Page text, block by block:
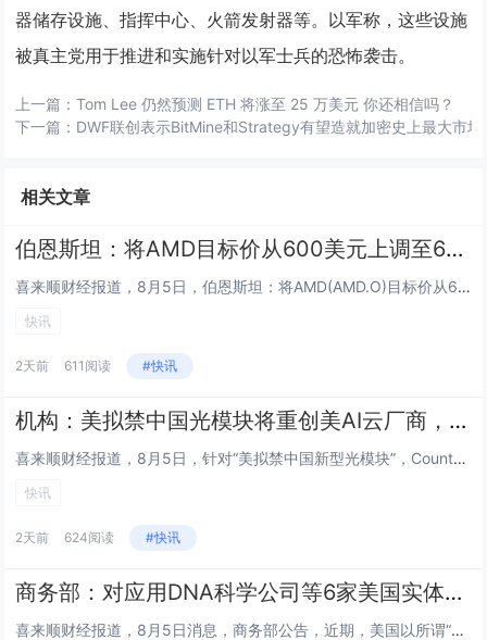
器储存设施、指挥中心、火箭发射器等。以军称，这些设施
被真主党用于推进和实施针对以军士兵的恐怖袭击。
上一篇：Tom Lee 仍然预测 ETH 将涨至 25 万美元 你还相信吗？
下一篇： DWF联创表示BitMine和Strategy有望造就加密史上最大市场
相关文章
伯恩斯坦：将AMD目标价从600美元上调至650美元
喜来顺财经报道，8月5日，伯恩斯坦：将AMD(AMD.O)目标价从600美元上调至650美元。...
快讯
2天前 611阅读 #快讯
机构：美拟禁中国光模块将重创美AI云厂商，西方短期内根本无法替代
喜来顺财经报道，8月5日，针对“美拟禁中国新型光模块”，Counterpoint Research发文指出，美国的一项进...
快讯
2天前 624阅读 #快讯
商务部：对应用DNA科学公司等6家美国实体采取反制措施
喜来顺财经报道，8月5日消息，商务部公告，近期，美国以所谓“强迫劳动”为由制裁中国企业，严重违反国际法和国际关系基本准则...